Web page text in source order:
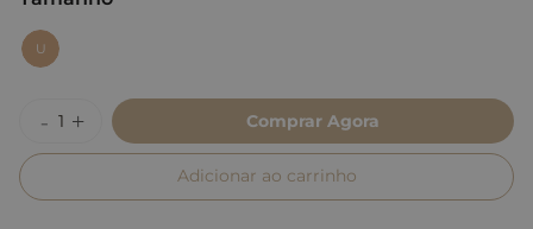
: UU
Comprar Agora
Adicionar ao carrinho